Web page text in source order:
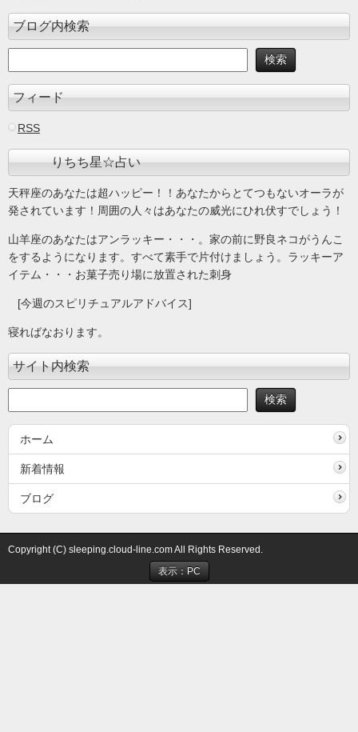
ブログ内検索
フィード
RSS
りちち星☆占い
天秤座のあなたは超ハッピー！！あなたからとてつもないオーラが
発されています！周囲の人々はあなたの威光にひれ伏すでしょう！
山羊座のあなたはアンラッキー・・・。家の前に野良ネコがうんこ
をするようになります。すべて素手で片付けましょう。ラッキーア
イテム・・・お菓子売り場に放置された刺身
[今週のスピリチュアルアドバイス]
寝ればなおります。
サイト内検索
ホーム
新着情報
ブログ
Copyright (C) sleeping.cloud-line.com All Rights Reserved.
表示：PC